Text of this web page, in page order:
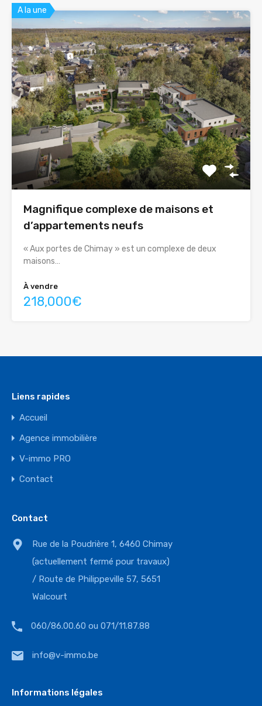
A la une
Magnifique complexe de maisons et
d’appartements neufs
« Aux portes de Chimay » est un complexe de deux
maisons…
À vendre
218,000€
Liens rapides
Accueil
Agence immobilière
V-immo PRO
Contact
Contact
Rue de la Poudrière 1, 6460 Chimay
(actuellement fermé pour travaux)
/ Route de Philippeville 57, 5651
Walcourt
060/86.00.60 ou 071/11.87.88
info@v-immo.be
Informations légales